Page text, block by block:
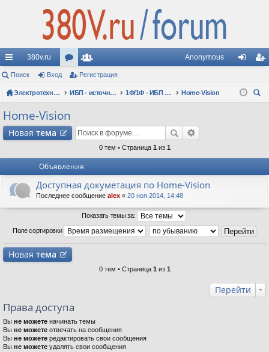
с
ы
лк
380v.ru
ор
ум
ол
ьз
ат
и
Anonymous
д ис
Поиск Вход Регистрация
Электротехнические форумы ИБП - источники бесперебойного питания 1Ф/1Ф - ИБП N-POWER - однофазные 1-10 кВА - вопросы по моделям
Home-Vision
Home-Vision
Новая тема
0 тем • Страница 1 из 1
Объявления
Доступная докуметация по Home-Vision
Последнее сообщение alex « 20 ноя 2014, 14:48
Показать темы за:
Поле сортировки
Новая тема
0 тем • Страница 1 из 1
Перейти
Права доступа
Вы не можете начинать темы
Вы не можете отвечать на сообщения
Вы не можете редактировать свои сообщения
Вы не можете удалять свои сообщения